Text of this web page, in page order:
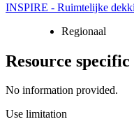
INSPIRE - Ruimtelijke
Regionaal
Resource specific
No information provided.
Use limitation